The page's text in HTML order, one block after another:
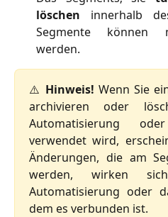
löschen innerhalb
Segmente können
werden.
⚠️ Hinweis! Wenn Sie
archivieren oder
Automatisierung
verwendet wird,
Änderungen, die am
werden, wirken
Automatisierung oder
dem es verbunden ist.